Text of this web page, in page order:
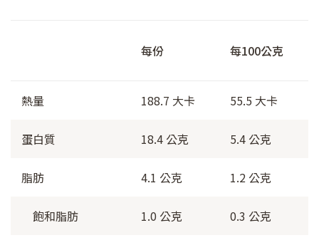
每份 每100公克
熱量 188.7 大卡 55.5 大卡
蛋白質 18.4 公克 5.4 公克
脂肪 4.1 公克 1.2 公克
飽和脂肪 1.0 公克 0.3 公克